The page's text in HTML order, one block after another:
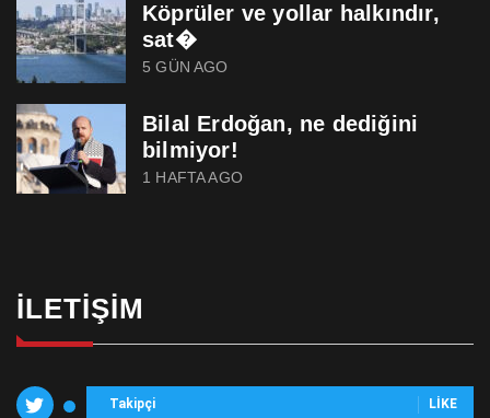
Köprüler ve yollar halkındır,
sat�
5 GÜN AGO
Bilal Erdoğan, ne dediğini
bilmiyor!
1 HAFTA AGO
İLETIŞIM
Takipçi LIKE